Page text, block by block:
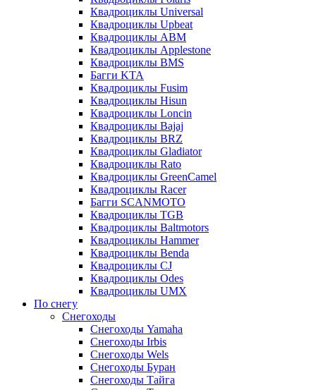
Квадроциклы Universal
Квадроциклы Upbeat
Квадроциклы ABM
Квадроциклы Applestone
Квадроциклы BMS
Багги KTA
Квадроциклы Fusim
Квадроциклы Hisun
Квадроциклы Loncin
Квадроциклы Bajaj
Квадроциклы BRZ
Квадроциклы Gladiator
Квадроциклы Rato
Квадроциклы GreenCamel
Квадроциклы Racer
Багги SCANMOTO
Квадроциклы TGB
Квадроциклы Baltmotors
Квадроциклы Hammer
Квадроциклы Benda
Квадроциклы CJ
Квадроциклы Odes
Квадроциклы UMX
По снегу
Снегоходы
Снегоходы Yamaha
Снегоходы Irbis
Снегоходы Wels
Снегоходы Буран
Снегоходы Тайга